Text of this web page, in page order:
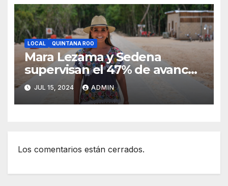
LOCAL QUINTANA ROO
Mara Lezama y Sedena
supervisan el 47% de avance
de la obra “Puerta al Mar” en
Felipe Carrillo Puerto
JUL 15, 2024 ADMIN
Los comentarios están cerrados.